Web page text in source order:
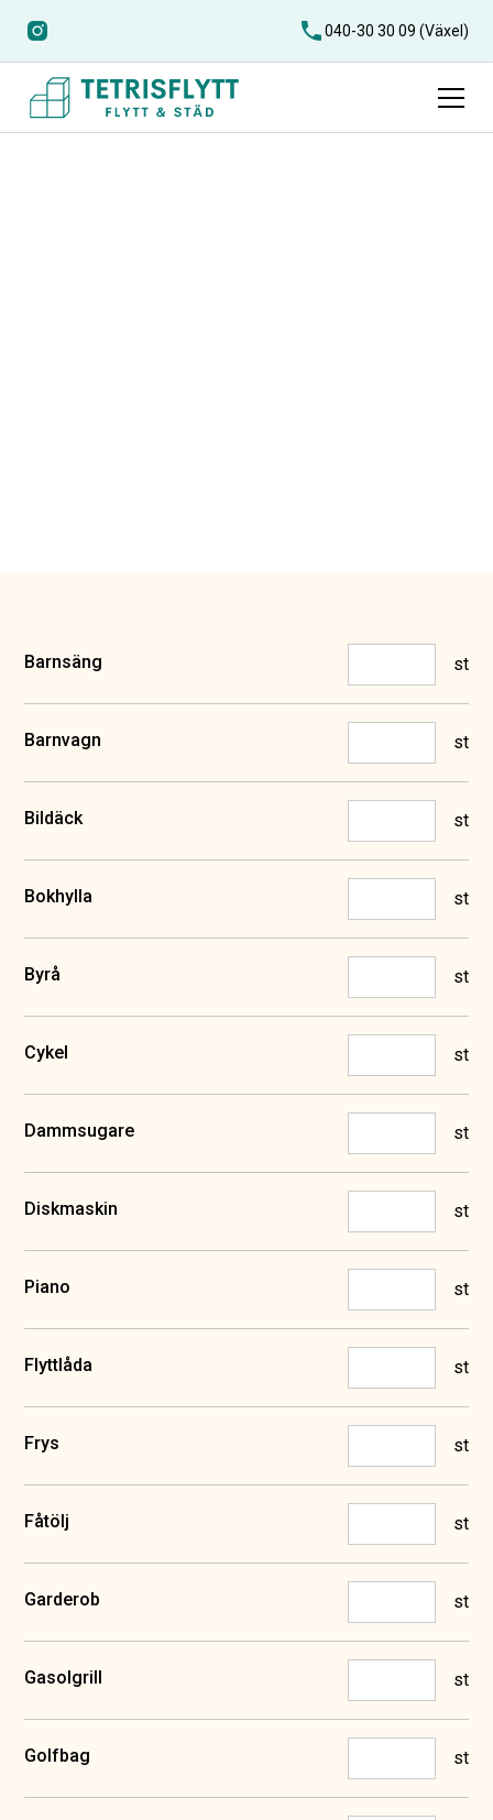
040-30 30 09 (Växel)
Barnsäng st
Barnvagn st
Bildäck st
Bokhylla st
Byrå st
Cykel st
Dammsugare st
Diskmaskin st
Piano st
Flyttlåda st
Frys st
Fåtölj st
Garderob st
Gasolgrill st
Golfbag st